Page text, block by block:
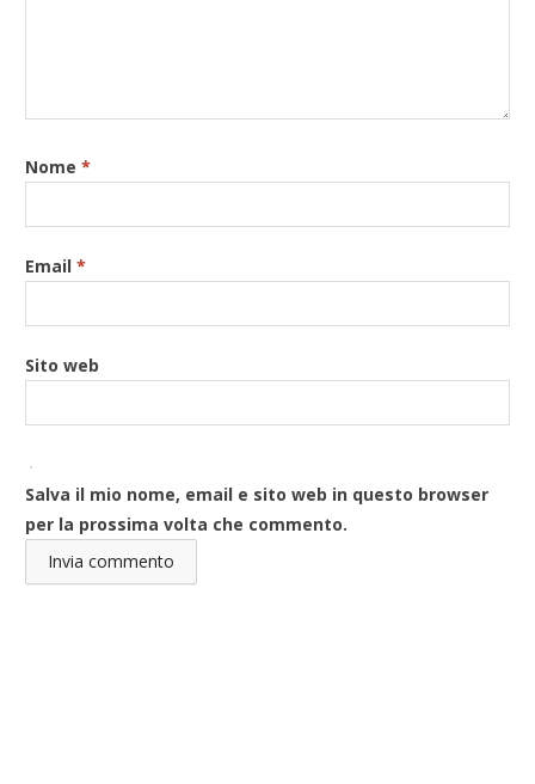
Nome*
Email*
Sito web
Salva il mio nome, email e sito web in questo browser
per la prossima volta che commento.